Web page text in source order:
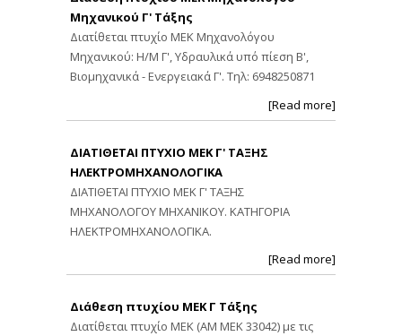
Μηχανικού Γ' Τάξης
Διατίθεται πτυχίο ΜΕΚ Μηχανολόγου
Μηχανικού: Η/Μ Γ', Υδραυλικά υπό πίεση Β',
Βιομηχανικά - Ενεργειακά Γ'. Τηλ: 6948250871
[Read more]
ΔΙΑΤΙΘΕΤΑΙ ΠΤΥΧΙΟ ΜΕΚ Γ' ΤΑΞΗΣ
ΗΛΕΚΤΡΟΜΗΧΑΝΟΛΟΓΙΚΑ
ΔΙΑΤΙΘΕΤΑΙ ΠΤΥΧΙΟ ΜΕΚ Γ' ΤΑΞΗΣ
ΜΗΧΑΝΟΛΟΓΟΥ ΜΗΧΑΝΙΚΟΥ. ΚΑΤΗΓΟΡΙΑ
ΗΛΕΚΤΡΟΜΗΧΑΝΟΛΟΓΙΚΑ.
[Read more]
Διάθεση πτυχίου ΜΕΚ Γ Τάξης
Διατίθεται πτυχίο ΜΕΚ (ΑΜ ΜΕΚ 33042) με τις